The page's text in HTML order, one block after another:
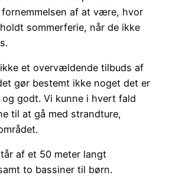
af at være, hvor
sommerferie, når de ikke
et overvældende tilbuds af
gør bestemt ikke noget det er
godt. Vi kunne i hvert fald
til at gå med strandture,
af et 50 meter langt
to bassiner til børn.